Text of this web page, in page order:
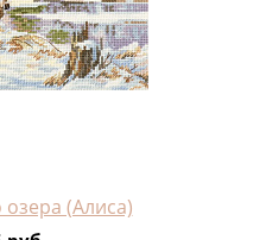
озера (Алиса)